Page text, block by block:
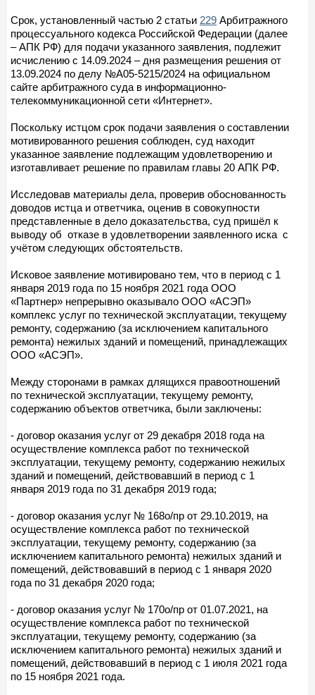
Срок, установленный частью 2 статьи 229 Арбитражного
процессуального кодекса Российской Федерации (далее
– АПК РФ) для подачи указанного заявления, подлежит
исчислению с 14.09.2024 – дня размещения решения от
13.09.2024 по делу №А05-5215/2024 на официальном
сайте арбитражного суда в информационно-
телекоммуникационной сети «Интернет».
Поскольку истцом срок подачи заявления о составлении
мотивированного решения соблюден, суд находит
указанное заявление подлежащим удовлетворению и
изготавливает решение по правилам главы 20 АПК РФ.
Исследовав материалы дела, проверив обоснованность
доводов истца и ответчика, оценив в совокупности
представленные в дело доказательства, суд пришёл к
выводу об отказе в удовлетворении заявленного иска с
учётом следующих обстоятельств.
Исковое заявление мотивировано тем, что в период с 1
января 2019 года по 15 ноября 2021 года ООО
«Партнер» непрерывно оказывало ООО «АСЭП»
комплекс услуг по технической эксплуатации, текущему
ремонту, содержанию (за исключением капитального
ремонта) нежилых зданий и помещений, принадлежащих
ООО «АСЭП».
Между сторонами в рамках длящихся правоотношений
по технической эксплуатации, текущему ремонту,
содержанию объектов ответчика, были заключены:
- договор оказания услуг от 29 декабря 2018 года на
осуществление комплекса работ по технической
эксплуатации, текущему ремонту, содержанию нежилых
зданий и помещений, действовавший в период с 1
января 2019 года по 31 декабря 2019 года;
- договор оказания услуг № 168о/пр от 29.10.2019, на
осуществление комплекса работ по технической
эксплуатации, текущему ремонту, содержанию (за
исключением капитального ремонта) нежилых зданий и
помещений, действовавший в период с 1 января 2020
года по 31 декабря 2020 года;
- договор оказания услуг № 170о/пр от 01.07.2021, на
осуществление комплекса работ по технической
эксплуатации, текущему ремонту, содержанию (за
исключением капитального ремонта) нежилых зданий и
помещений, действовавший в период с 1 июля 2021 года
по 15 ноября 2021 года.